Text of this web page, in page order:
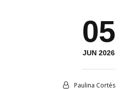
05
JUN 2026
Paulina Cortés